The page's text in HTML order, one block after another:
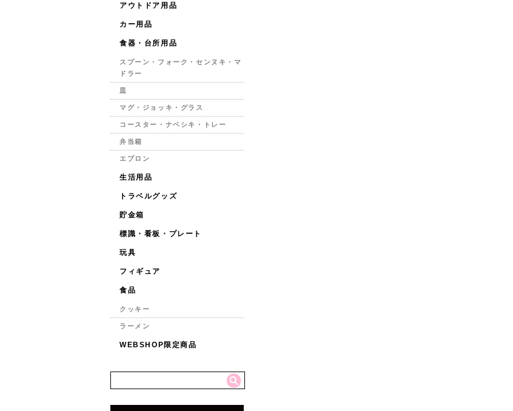
アウトドア用品
カー用品
食器・台所用品
スプーン・フォーク・センヌキ・マ
ドラー
マグ・ジョッキ・グラス
コースター・ナベシキ・トレー
弁当箱
エプロン
生活用品
トラベルグッズ
貯金箱
標識・看板・プレート
玩具
フィギュア
食品
クッキー
ラーメン
WEBSHOP限定商品